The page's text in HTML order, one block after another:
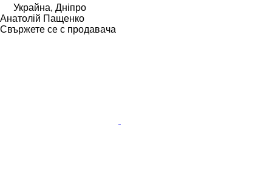
Украйна, Дніпро
Анатолій Пащенко
Свържете се с продавача